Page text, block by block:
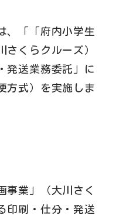
、「「府内小学生
さくらクルーズ）
発送業務委託」に
方式）を実施しま
事業」（大川さく
印刷・仕分・発送